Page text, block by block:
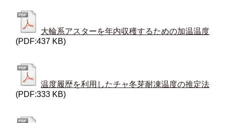
大輪系アスターを年内収穫するための加温温度
(PDF:437 KB)
温度履歴を利用したチャ冬芽耐凍温度の推定法
(PDF:333 KB)